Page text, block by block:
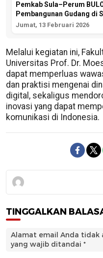
Pemkab Sula–Perum
Pembangunan Gudang di
Jumat, 13 Februari 2026
Melalui kegiatan ini,
Universitas Prof. Dr.
dapat memperluas
dan praktisi mengenai
digital, sekaligus
inovasi yang dapat
komunikasi di Indonesia.
TINGGALKAN
Alamat email Anda tidak
yang wajib ditandai *